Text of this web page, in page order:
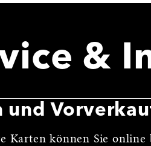
&
und
Karten können Sie